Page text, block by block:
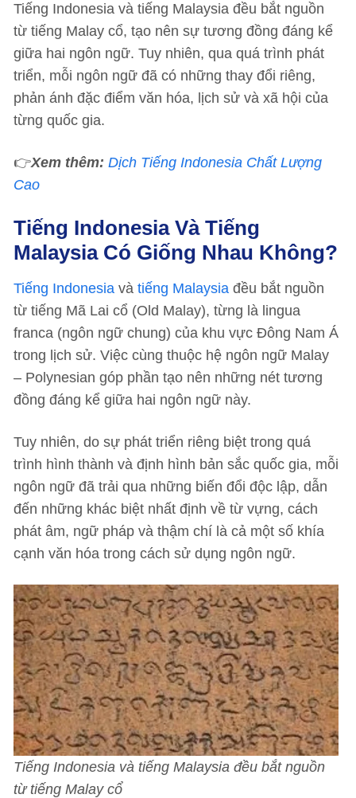
Tiếng Indonesia và tiếng Malaysia đều bắt nguồn
từ tiếng Malay cổ, tạo nên sự tương đồng đáng kể
giữa hai ngôn ngữ. Tuy nhiên, qua quá trình phát
triển, mỗi ngôn ngữ đã có những thay đổi riêng,
phản ánh đặc điểm văn hóa, lịch sử và xã hội của
từng quốc gia.
👉Xem thêm: Dịch Tiếng Indonesia Chất Lượng
Cao
Tiếng Indonesia Và Tiếng
Malaysia Có Giống Nhau Không?
Tiếng Indonesia và tiếng Malaysia đều bắt nguồn
từ tiếng Mã Lai cổ (Old Malay), từng là lingua
franca (ngôn ngữ chung) của khu vực Đông Nam Á
trong lịch sử. Việc cùng thuộc hệ ngôn ngữ Malay
– Polynesian góp phần tạo nên những nét tương
đồng đáng kể giữa hai ngôn ngữ này.
Tuy nhiên, do sự phát triển riêng biệt trong quá
trình hình thành và định hình bản sắc quốc gia, mỗi
ngôn ngữ đã trải qua những biến đổi độc lập, dẫn
đến những khác biệt nhất định về từ vựng, cách
phát âm, ngữ pháp và thậm chí là cả một số khía
cạnh văn hóa trong cách sử dụng ngôn ngữ.
Tiếng Indonesia và tiếng Malaysia đều bắt nguồn
từ tiếng Malay cổ